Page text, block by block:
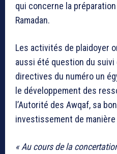
qui concerne la
Ramadan.
Les activités de plaidoyer
aussi été question du
directives du numéro un
le développement des
l’Autorité des Awqaf, sa
investissement de
« Au cours de la